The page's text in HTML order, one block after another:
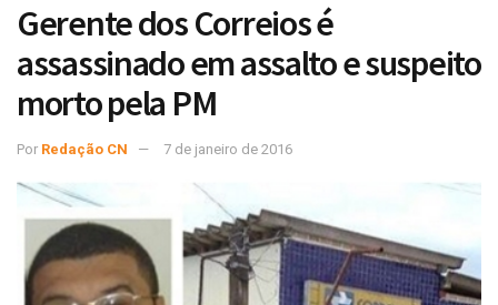
Gerente dos Correios é
assassinado em assalto e suspeito
morto pela PM
Por Redação CN 7 de janeiro de 2016